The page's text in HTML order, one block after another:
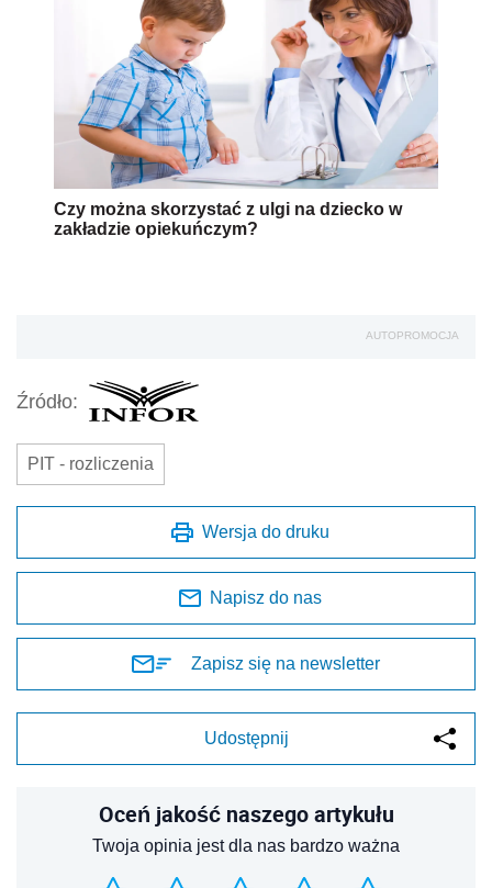
Czy można skorzystać z ulgi na dziecko w
zakładzie opiekuńczym?
AUTOPROMOCJA
Źródło:
PIT - rozliczenia
Wersja do druku
Napisz do nas
Zapisz się na newsletter
Udostępnij
Oceń jakość naszego artykułu
Twoja opinia jest dla nas bardzo ważna